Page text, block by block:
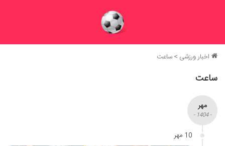
اخبار ورزشی >ساعت
ساعت
مهر
- 1404 -
10 مهر